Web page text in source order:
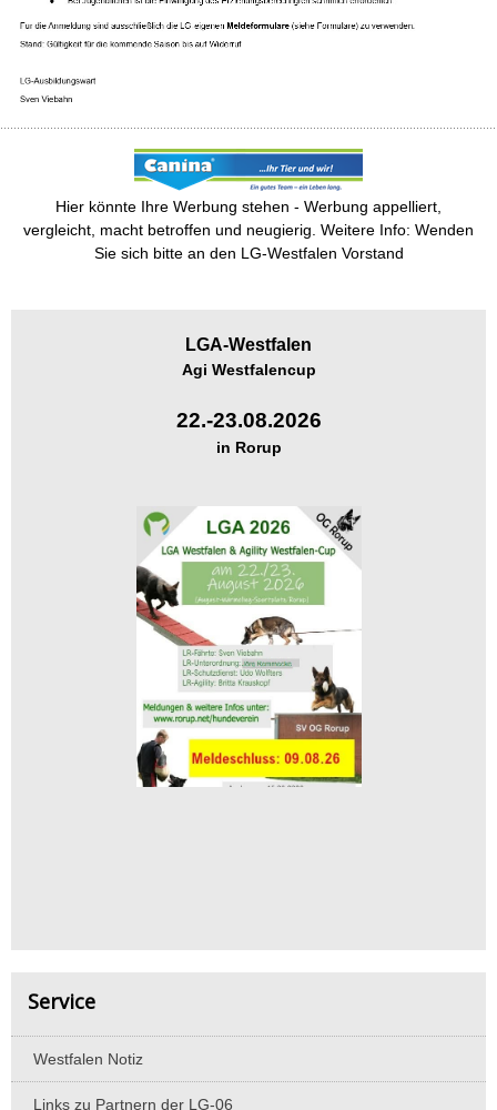
Hier könnte Ihre Werbung stehen - Werbung appelliert,
vergleicht, macht betroffen und neugierig. Weitere Info: Wenden
Sie sich bitte an den LG-Westfalen Vorstand
LGA-Westfalen
Agi Westfalencup
22.-23.08.2026
in Rorup
Service
Westfalen Notiz
Links zu Partnern der LG-06